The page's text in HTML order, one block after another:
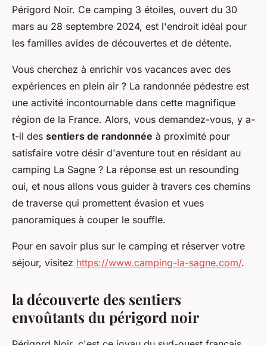
Périgord Noir. Ce camping 3 étoiles, ouvert du 30
mars au 28 septembre 2024, est l'endroit idéal pour
les familles avides de découvertes et de détente.
Vous cherchez à enrichir vos vacances avec des
expériences en plein air ? La randonnée pédestre est
une activité incontournable dans cette magnifique
région de la France. Alors, vous demandez-vous, y a-
t-il des sentiers de randonnée à proximité pour
satisfaire votre désir d'aventure tout en résidant au
camping La Sagne ? La réponse est un resounding
oui, et nous allons vous guider à travers ces chemins
de traverse qui promettent évasion et vues
panoramiques à couper le souffle.
Pour en savoir plus sur le camping et réserver votre
séjour, visitez https://www.camping-la-sagne.com/.
la découverte des sentiers
envoûtants du périgord noir